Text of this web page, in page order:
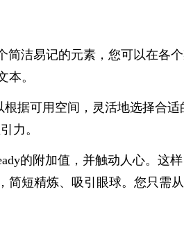
洁易记的元素，您可以在各
。
据可用空间，灵活地选择合
力。
的附加值，并触动人心。这
短精炼、吸引眼球。您只需